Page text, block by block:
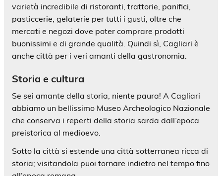
varietà incredibile di ristoranti, trattorie, panifici,
pasticcerie, gelaterie per tutti i gusti, oltre che
mercati e negozi dove poter comprare prodotti
buonissimi e di grande qualità. Quindi sì, Cagliari è
anche città per i veri amanti della gastronomia.
Storia e cultura
Se sei amante della storia, niente paura! A Cagliari
abbiamo un bellissimo Museo Archeologico Nazionale
che conserva i reperti della storia sarda dall’epoca
preistorica al medioevo.
Sotto la città si estende una città sotterranea ricca di
storia; visitandola puoi tornare indietro nel tempo fino